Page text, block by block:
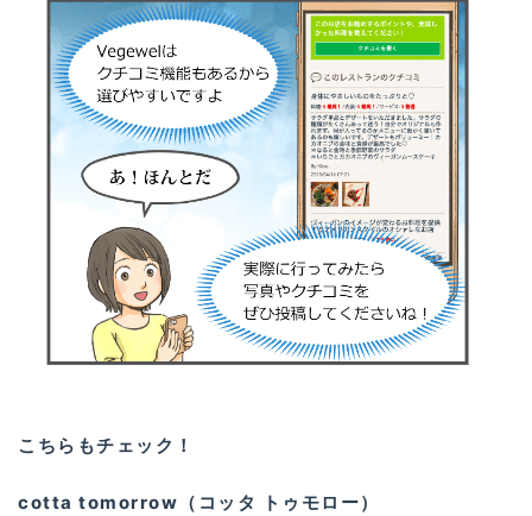
こちらもチェック！
cotta tomorrow（コッタ トゥモロー）